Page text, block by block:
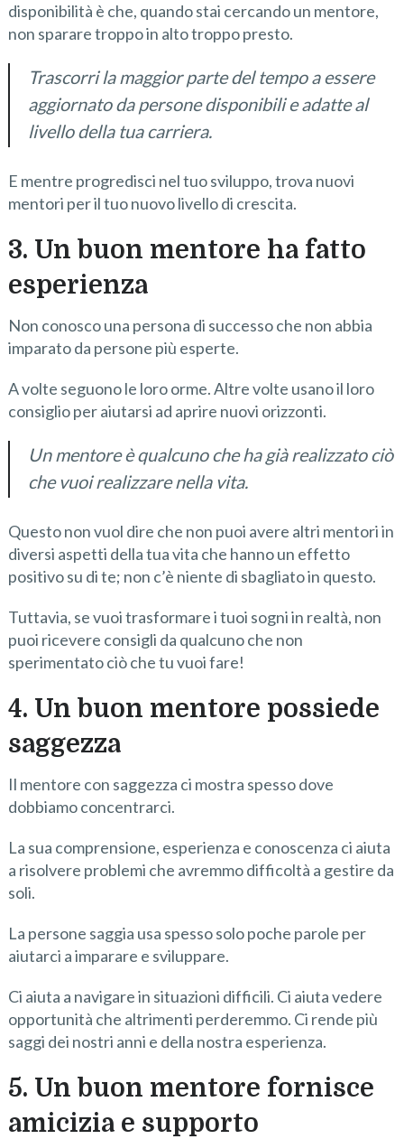
disponibilità è che, quando stai cercando un mentore,
non sparare troppo in alto troppo presto.
Trascorri la maggior parte del tempo a essere
aggiornato da persone disponibili e adatte al
livello della tua carriera.
E mentre progredisci nel tuo sviluppo, trova nuovi
mentori per il tuo nuovo livello di crescita.
3. Un buon mentore ha fatto
esperienza
Non conosco una persona di successo che non abbia
imparato da persone più esperte.
A volte seguono le loro orme. Altre volte usano il loro
consiglio per aiutarsi ad aprire nuovi orizzonti.
Un mentore è qualcuno che ha già realizzato ciò
che vuoi realizzare nella vita.
Questo non vuol dire che non puoi avere altri mentori in
diversi aspetti della tua vita che hanno un effetto
positivo su di te; non c’è niente di sbagliato in questo.
Tuttavia, se vuoi trasformare i tuoi sogni in realtà, non
puoi ricevere consigli da qualcuno che non
sperimentato ciò che tu vuoi fare!
4. Un buon mentore possiede
saggezza
Il mentore con saggezza ci mostra spesso dove
dobbiamo concentrarci.
La sua comprensione, esperienza e conoscenza ci aiuta
a risolvere problemi che avremmo difficoltà a gestire da
soli.
La persone saggia usa spesso solo poche parole per
aiutarci a imparare e sviluppare.
Ci aiuta a navigare in situazioni difficili. Ci aiuta vedere
opportunità che altrimenti perderemmo. Ci rende più
saggi dei nostri anni e della nostra esperienza.
5. Un buon mentore fornisce
amicizia e supporto